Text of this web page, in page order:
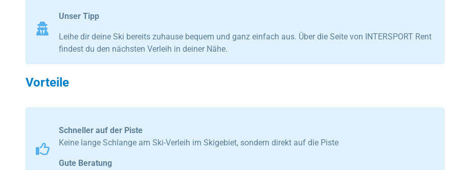
Unser Tipp
Leihe dir deine Ski bereits zuhause bequem und ganz einfach aus. Über die Seite von INTERSPORT Rent
findest du den nächsten Verleih in deiner Nähe.
Vorteile
Schneller auf der Piste
Keine lange Schlange am Ski-Verleih im Skigebiet, sondern direkt auf die Piste
Gute Beratung